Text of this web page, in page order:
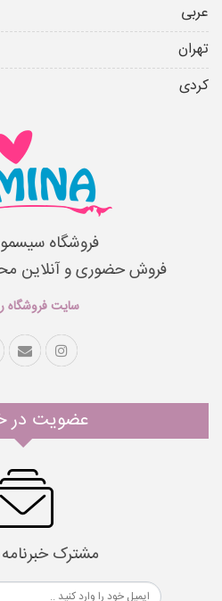
عربی
تهران
کردی
فروشگاه
فروش حضوری و آنلاین
سایت فروشگاه
عضویت در
مشترک